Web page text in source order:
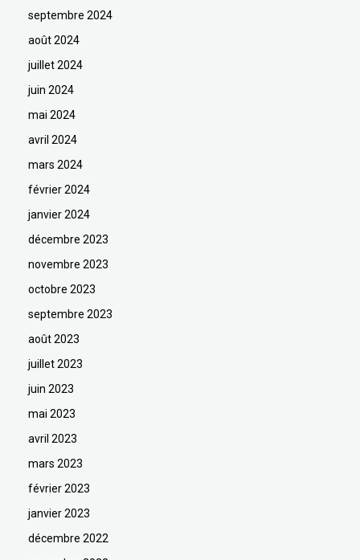
septembre 2024
août 2024
juillet 2024
juin 2024
mai 2024
avril 2024
mars 2024
février 2024
janvier 2024
décembre 2023
novembre 2023
octobre 2023
septembre 2023
août 2023
juillet 2023
juin 2023
mai 2023
avril 2023
mars 2023
février 2023
janvier 2023
décembre 2022